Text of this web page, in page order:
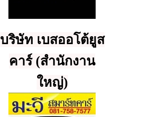
บริษัท เบสออโต้ยูส
คาร์ (สำนักงาน
ใหญ่)